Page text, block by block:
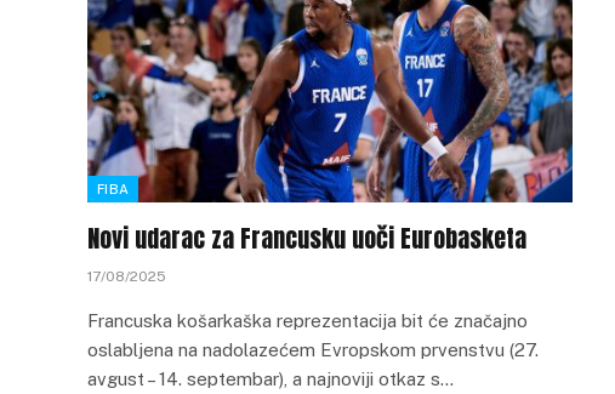
FIBA
Novi udarac za Francusku uoči Eurobasketa
17/08/2025
Francuska košarkaška reprezentacija bit će značajno
oslabljena na nadolazećem Evropskom prvenstvu (27.
avgust – 14. septembar), a najnoviji otkaz s…